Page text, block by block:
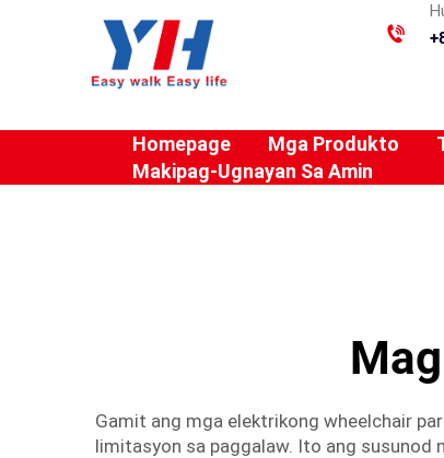
Homepage Mga Produkto
Makipag-Ugnayan Sa Amin
Gamit ang mga elektrikong wheelchair
limitasyon sa paggalaw. Ito ang susunod